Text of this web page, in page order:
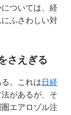
ついては、経
ふさわしい対
さえぎる
。これは 日経
があるが、そ
エアロゾル注